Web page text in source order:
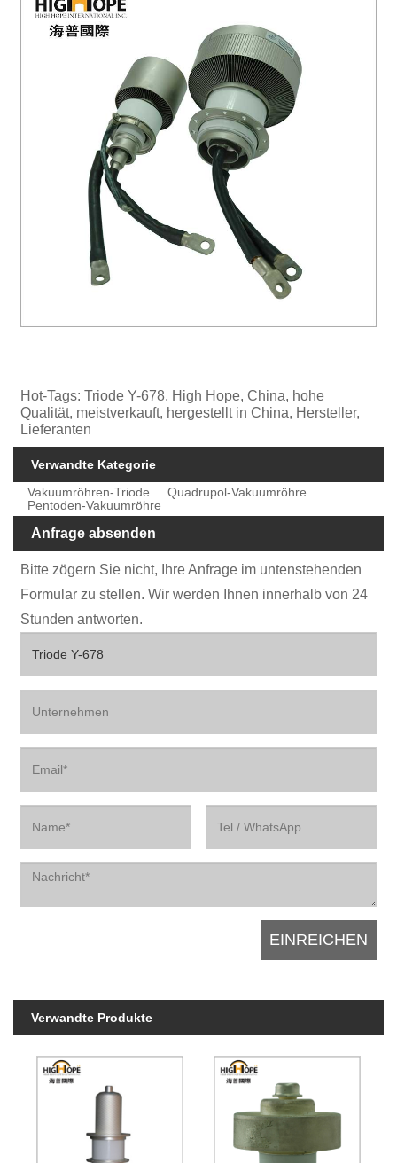
Hot-Tags: Triode Y-678, High Hope, China, hohe
Qualität, meistverkauft, hergestellt in China, Hersteller,
Lieferanten
Verwandte Kategorie
Vakuumröhren-Triode
Quadrupol-Vakuumröhre
Pentoden-Vakuumröhre
Anfrage absenden
Bitte zögern Sie nicht, Ihre Anfrage im untenstehenden
Formular zu stellen. Wir werden Ihnen innerhalb von 24
Stunden antworten.
Verwandte Produkte